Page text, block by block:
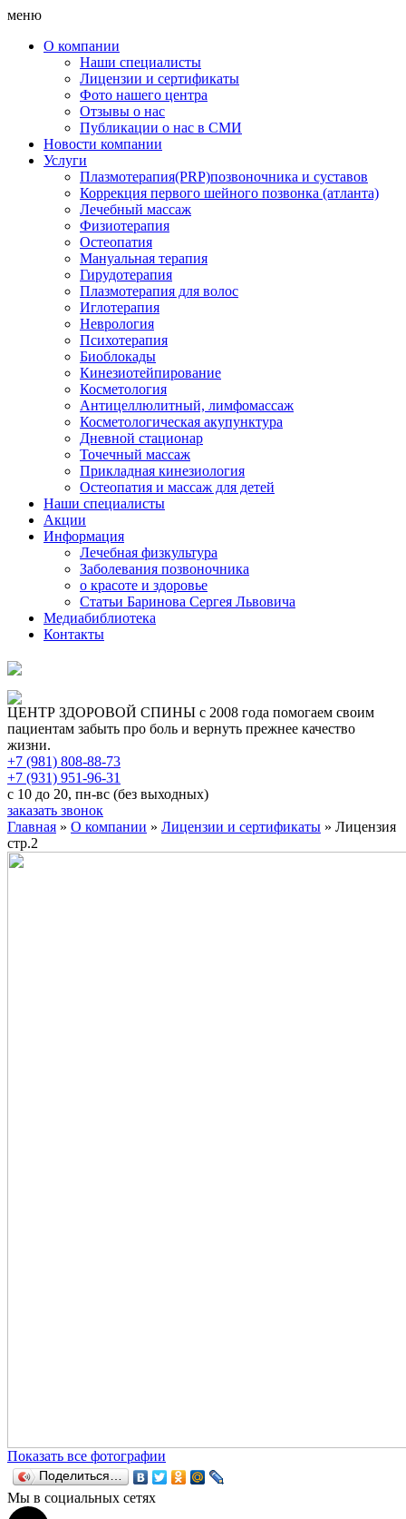
меню
О компании
Наши специалисты
Лицензии и сертификаты
Фото нашего центра
Отзывы о нас
Публикации о нас в СМИ
Новости компании
Услуги
Плазмотерапия(PRP)позвоночника и суставов
Коррекция первого шейного позвонка (атланта)
Лечебный массаж
Физиотерапия
Остеопатия
Мануальная терапия
Гирудотерапия
Плазмотерапия для волос
Иглотерапия
Неврология
Психотерапия
Биоблокады
Кинезиотейпирование
Косметология
Антицеллюлитный, лимфомассаж
Косметологическая акупунктура
Дневной стационар
Точечный массаж
Прикладная кинезиология
Остеопатия и массаж для детей
Наши специалисты
Акции
Информация
Лечебная физкультура
Заболевания позвоночника
о красоте и здоровье
Статьи Баринова Сергея Львовича
Медиабиблиотека
Контакты
ЦЕНТР ЗДОРОВОЙ СПИНЫ c 2008 года помогаем своим
пациентам забыть про боль и вернуть прежнее качество
жизни.
+7 (981) 808-88-73
+7 (931) 951-96-31
с 10 до 20, пн-вс (без выходных)
заказать звонок
Главная » О компании » Лицензии и сертификаты » Лицензия
стр.2
Показать все фотографии
Поделиться…
Мы в социальных сетях